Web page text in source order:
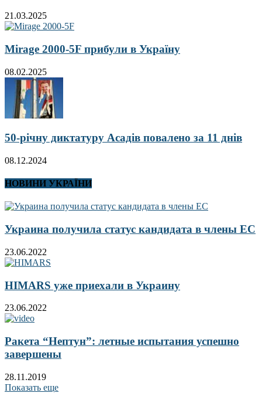
21.03.2025
Mirage 2000-5F прибули в Україну
08.02.2025
50-річну диктатуру Асадів повалено за 11 днів
08.12.2024
НОВИНИ УКРАЇНИ
Украина получила статус кандидата в члены ЕС
23.06.2022
HIMARS уже приехали в Украину
23.06.2022
Ракета “Нептун”: летные испытания успешно
завершены
28.11.2019
Показать еще